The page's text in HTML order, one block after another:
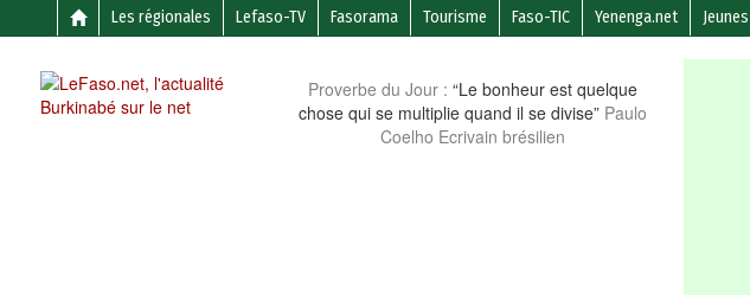
Les régionales Lefaso-TV Fasorama Tourisme Faso-TIC Yenenga.net
Proverbe du Jour : “Le bonheur est quelque
chose qui se multiplie quand il se divise” Paulo
Coelho Ecrivain brésilien